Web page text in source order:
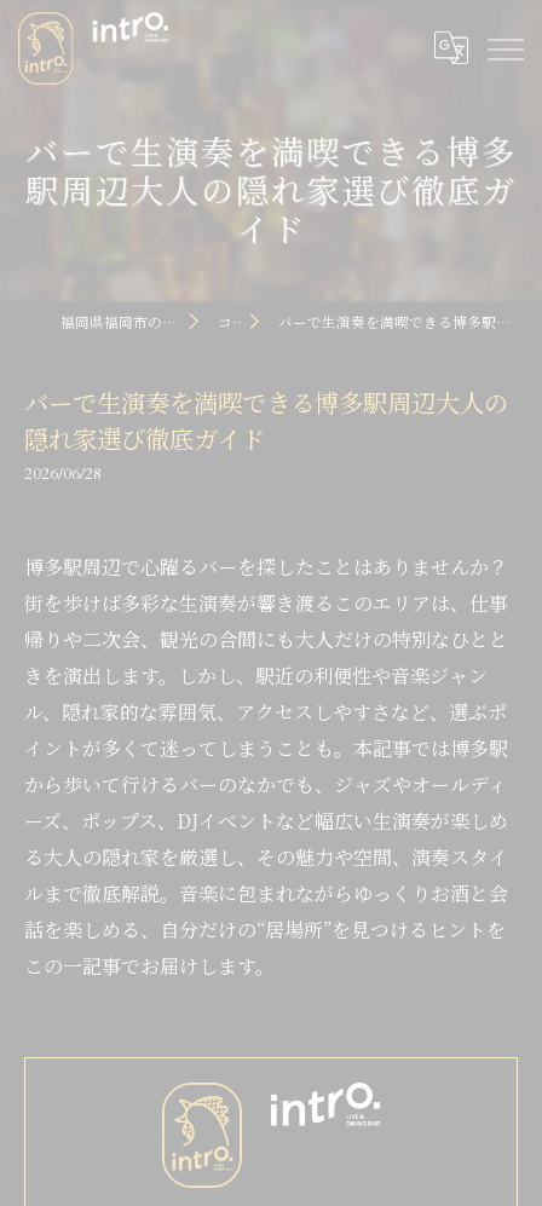
バーで生演奏を満喫できる博多
駅周辺大人の隠れ家選び徹底ガ
イド
福岡県福岡市のバーならintro dot コラム バーで生演奏を満喫できる博多駅周辺大人の隠れ家選び徹底ガイド
バーで生演奏を満喫できる博多駅周辺大人の
隠れ家選び徹底ガイド
2026/06/28
博多駅周辺で心躍るバーを探したことはありませんか？
街を歩けば多彩な生演奏が響き渡るこのエリアは、仕事
帰りや二次会、観光の合間にも大人だけの特別なひとと
きを演出します。しかし、駅近の利便性や音楽ジャン
ル、隠れ家的な雰囲気、アクセスしやすさなど、選ぶポ
イントが多くて迷ってしまうことも。本記事では博多駅
から歩いて行けるバーのなかでも、ジャズやオールディ
ーズ、ポップス、DJイベントなど幅広い生演奏が楽しめ
る大人の隠れ家を厳選し、その魅力や空間、演奏スタイ
ルまで徹底解説。音楽に包まれながらゆっくりお酒と会
話を楽しめる、自分だけの“居場所”を見つけるヒントを
この一記事でお届けします。